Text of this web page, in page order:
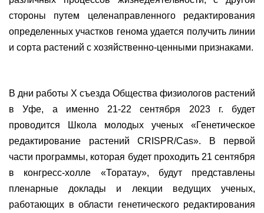
стороны путем целенаправленного редактирования
определенных участков генома удается получить линии
и сорта растений с хозяйственно-ценными признаками.
В дни работы X съезда Общества физиологов растений
в Уфе, а именно 21-22 сентября 2023 г. будет
проводится Школа молодых ученых «Генетическое
редактирование растений CRISPR/Cas». В первой
части программы, которая будет проходить 21 сентября
в конгресс-холле «Торатау», будут представлены
пленарные доклады и лекции ведущих ученых,
работающих в области генетического редактирования